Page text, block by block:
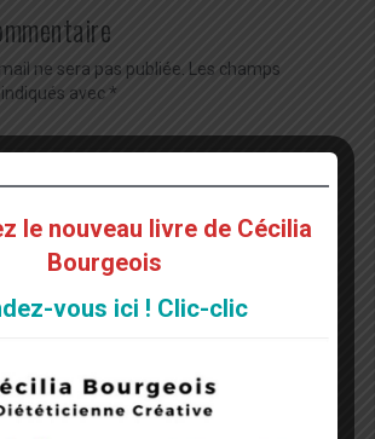
ne sera pas publiée.
Les champs
avec*
le nouveau livre de Cécilia
Bourgeois
vous ici ! Clic-clic